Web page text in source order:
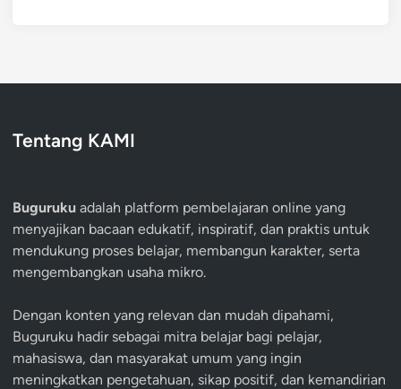
Tentang KAMI
Buguruku adalah platform pembelajaran online yang
menyajikan bacaan edukatif, inspiratif, dan praktis untuk
mendukung proses belajar, membangun karakter, serta
mengembangkan usaha mikro.
Dengan konten yang relevan dan mudah dipahami,
Buguruku hadir sebagai mitra belajar bagi pelajar,
mahasiswa, dan masyarakat umum yang ingin
meningkatkan pengetahuan, sikap positif, dan kemandirian